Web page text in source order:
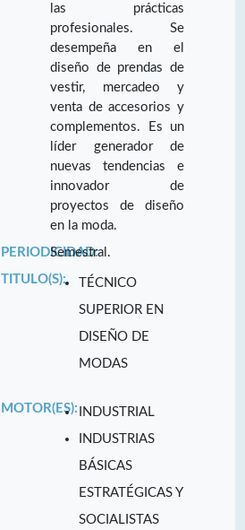
las prácticas
profesionales. Se
desempeña en el
diseño de prendas de
vestir, mercadeo y
venta de accesorios y
complementos. Es un
líder generador de
nuevas tendencias e
innovador de
proyectos de diseño
en la moda.
PERIODICIDAD:
Semestral.
TITULO(S):
TÉCNICO
SUPERIOR EN
DISEÑO DE
MODAS
MOTOR(ES): INDUSTRIAL
INDUSTRIAS
BÁSICAS
ESTRATÉGICAS Y
SOCIALISTAS